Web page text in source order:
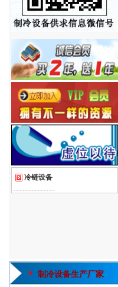
冷链设备
制冷设备生产厂家